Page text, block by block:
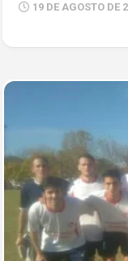
19 DE AGOSTO DE